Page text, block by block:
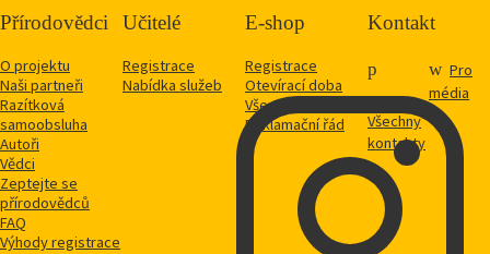
Přírodovědci
O projektu
Naši partneři
Razítková
samoobsluha
Autoři
Vědci
Zeptejte se
přírodovědců
FAQ
Výhody registrace
Učitelé
Registrace
Nabídka služeb
E-shop
Registrace
Otevírací doba
Vše o nákupu
Reklamační řád
Kontakt
Všechny
kontakty
Pro
média